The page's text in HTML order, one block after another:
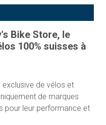
Bike Store, le
100% suisses à
de vélos et
de marques
pour leur performance et